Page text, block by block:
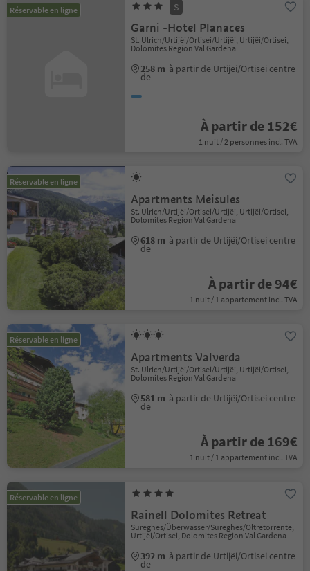
Réservable en ligne S
Garni -Hotel Planaces
St. Ulrich/Urtijëi/Ortisei/Urtijëi, Urtijëi/Ortisei,
Dolomites Region Val Gardena
258 m à partir de Urtijëi/Ortisei centre
de
À partir de 152€
1 nuit / 2 personnes incl. TVA
Réservable en ligne
Apartments Meisules
St. Ulrich/Urtijëi/Ortisei/Urtijëi, Urtijëi/Ortisei,
Dolomites Region Val Gardena
618 m à partir de Urtijëi/Ortisei centre
de
À partir de 94€
1 nuit / 1 appartement incl. TVA
Réservable en ligne
Apartments Valverda
St. Ulrich/Urtijëi/Ortisei/Urtijëi, Urtijëi/Ortisei,
Dolomites Region Val Gardena
581 m à partir de Urtijëi/Ortisei centre
de
À partir de 169€
1 nuit / 1 appartement incl. TVA
Réservable en ligne
Rainell Dolomites Retreat
Sureghes/Überwasser/Sureghes/Oltretorrente,
Urtijëi/Ortisei, Dolomites Region Val Gardena
392 m à partir de Urtijëi/Ortisei centre
de